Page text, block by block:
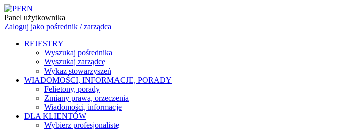
Panel użytkownika
Zaloguj jako pośrednik / zarządca
REJESTRY
Wyszukaj pośrednika
Wyszukaj zarządcę
Wykaz stowarzyszeń
WIADOMOŚCI, INFORMACJE, PORADY
Felietony, porady
Zmiany prawa, orzeczenia
Wiadomości, informacje
DLA KLIENTÓW
Wybierz profesjonalistę